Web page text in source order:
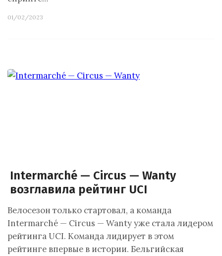
01/02/2023
Intermarché — Circus — Wanty
возглавила рейтинг UCI
Велосезон только стартовал, а команда
Intermarché — Circus — Wanty уже стала лидером
рейтинга UCI. Команда лидирует в этом
рейтинге впервые в истории. Бельгийская